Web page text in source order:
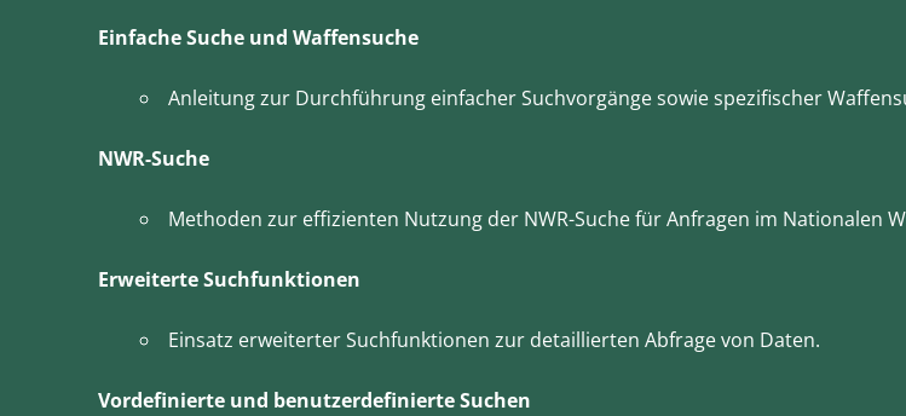
Einfache Suche und Waffensuche
Anleitung zur Durchführung einfacher Suchvorgänge sowie spezifischer
NWR-Suche
Methoden zur effizienten Nutzung der NWR-Suche für Anfragen im Nationalen
Erweiterte Suchfunktionen
Einsatz erweiterter Suchfunktionen zur detaillierten Abfrage von Daten.
Vordefinierte und benutzerdefinierte Suchen